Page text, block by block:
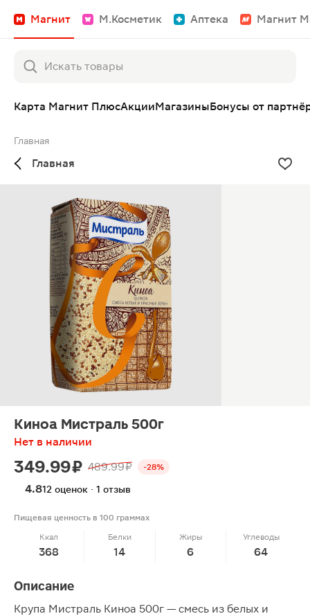
Магнит М.Косметик Аптека Магнит
Карта Магнит ПлюсАкцииМагазиныБонусы от
Главная
Главная
Киноа Мистраль 500г
Нет в наличии
349.99 ₽ 489.99 ₽ -28%
4.812 оценок · 1 отзыв
Пищевая ценность в 100 граммах
Ккал
368
Белки
14
Жиры
6
Углеводы
64
Описание
Крупа Мистраль Киноа 500г — смесь из белых и